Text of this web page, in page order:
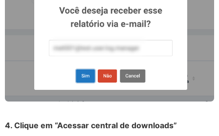
4. Clique em “Acessar central de downloads”